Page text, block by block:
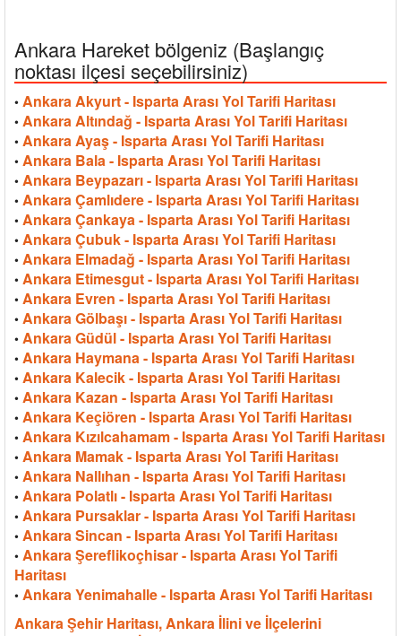
Ankara Hareket bölgeniz (Başlangıç
noktası ilçesi seçebilirsiniz)
• Ankara Akyurt - Isparta Arası Yol Tarifi Haritası
• Ankara Altındağ - Isparta Arası Yol Tarifi Haritası
• Ankara Ayaş - Isparta Arası Yol Tarifi Haritası
• Ankara Bala - Isparta Arası Yol Tarifi Haritası
• Ankara Beypazarı - Isparta Arası Yol Tarifi Haritası
• Ankara Çamlıdere - Isparta Arası Yol Tarifi Haritası
• Ankara Çankaya - Isparta Arası Yol Tarifi Haritası
• Ankara Çubuk - Isparta Arası Yol Tarifi Haritası
• Ankara Elmadağ - Isparta Arası Yol Tarifi Haritası
• Ankara Etimesgut - Isparta Arası Yol Tarifi Haritası
• Ankara Evren - Isparta Arası Yol Tarifi Haritası
• Ankara Gölbaşı - Isparta Arası Yol Tarifi Haritası
• Ankara Güdül - Isparta Arası Yol Tarifi Haritası
• Ankara Haymana - Isparta Arası Yol Tarifi Haritası
• Ankara Kalecik - Isparta Arası Yol Tarifi Haritası
• Ankara Kazan - Isparta Arası Yol Tarifi Haritası
• Ankara Keçiören - Isparta Arası Yol Tarifi Haritası
• Ankara Kızılcahamam - Isparta Arası Yol Tarifi Haritası
• Ankara Mamak - Isparta Arası Yol Tarifi Haritası
• Ankara Nallıhan - Isparta Arası Yol Tarifi Haritası
• Ankara Polatlı - Isparta Arası Yol Tarifi Haritası
• Ankara Pursaklar - Isparta Arası Yol Tarifi Haritası
• Ankara Sincan - Isparta Arası Yol Tarifi Haritası
• Ankara Şereflikoçhisar - Isparta Arası Yol Tarifi
Haritası
• Ankara Yenimahalle - Isparta Arası Yol Tarifi Haritası
Ankara Şehir Haritası, Ankara İlini ve İlçelerini